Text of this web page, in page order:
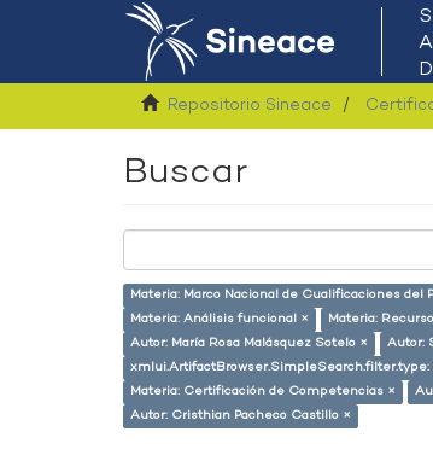
Repositorio Sineace
Buscar
Materia: Marco Nacional de Cualificaciones del
Materia: Análisis funcional ×
Materia:
Autor: María Rosa Malásquez Sotelo ×
Autor:
Materia: Certificación de Competencias ×
Autor: Cristhian Pacheco Castillo ×